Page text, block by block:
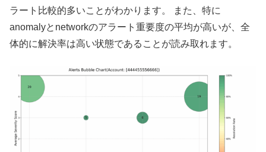
ラート比較的多いことがわかります。 また、特に
anomalyとnetworkのアラート重要度の平均が高いが、全
体的に解決率は高い状態であることが読み取れます。